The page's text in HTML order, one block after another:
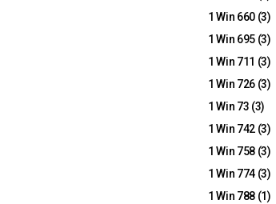
1 Win 660(3)
1 Win 695(3)
1 Win 711 (3)
1 Win 726(3)
1 Win 73 (3)
1 Win 742(3)
1 Win 758(3)
1 Win 774(3)
1 Win 788(1)